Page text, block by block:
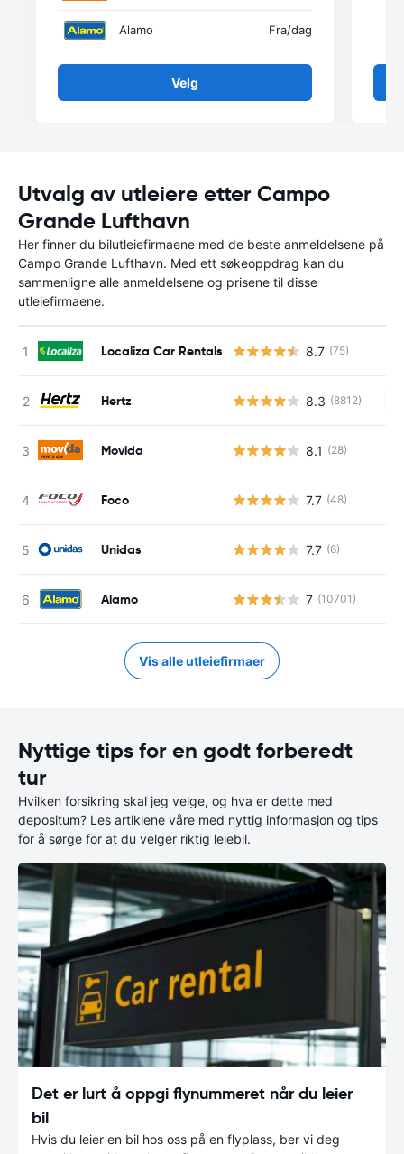
Alamo Fra/dag
Velg
Utvalg av utleiere etter Campo
Grande Lufthavn
Her finner du bilutleiefirmaene med de beste anmeldelsene på
Campo Grande Lufthavn. Med ett søkeoppdrag kan du
sammenligne alle anmeldelsene og prisene til disse
utleiefirmaene.
Localiza Car Rentals 8.7 (75)
Hertz 8.3 (8812)
Movida 8.1 (28)
Foco 7.7 (48)
Unidas 7.7 (6)
Alamo 7 (10701)
Vis alle utleiefirmaer
Nyttige tips for en godt forberedt
tur
Hvilken forsikring skal jeg velge, og hva er dette med
depositum? Les artiklene våre med nyttig informasjon og tips
for å sørge for at du velger riktig leiebil.
Det er lurt å oppgi flynummeret når du leier
bil
Hvis du leier en bil hos oss på en flyplass, ber vi deg